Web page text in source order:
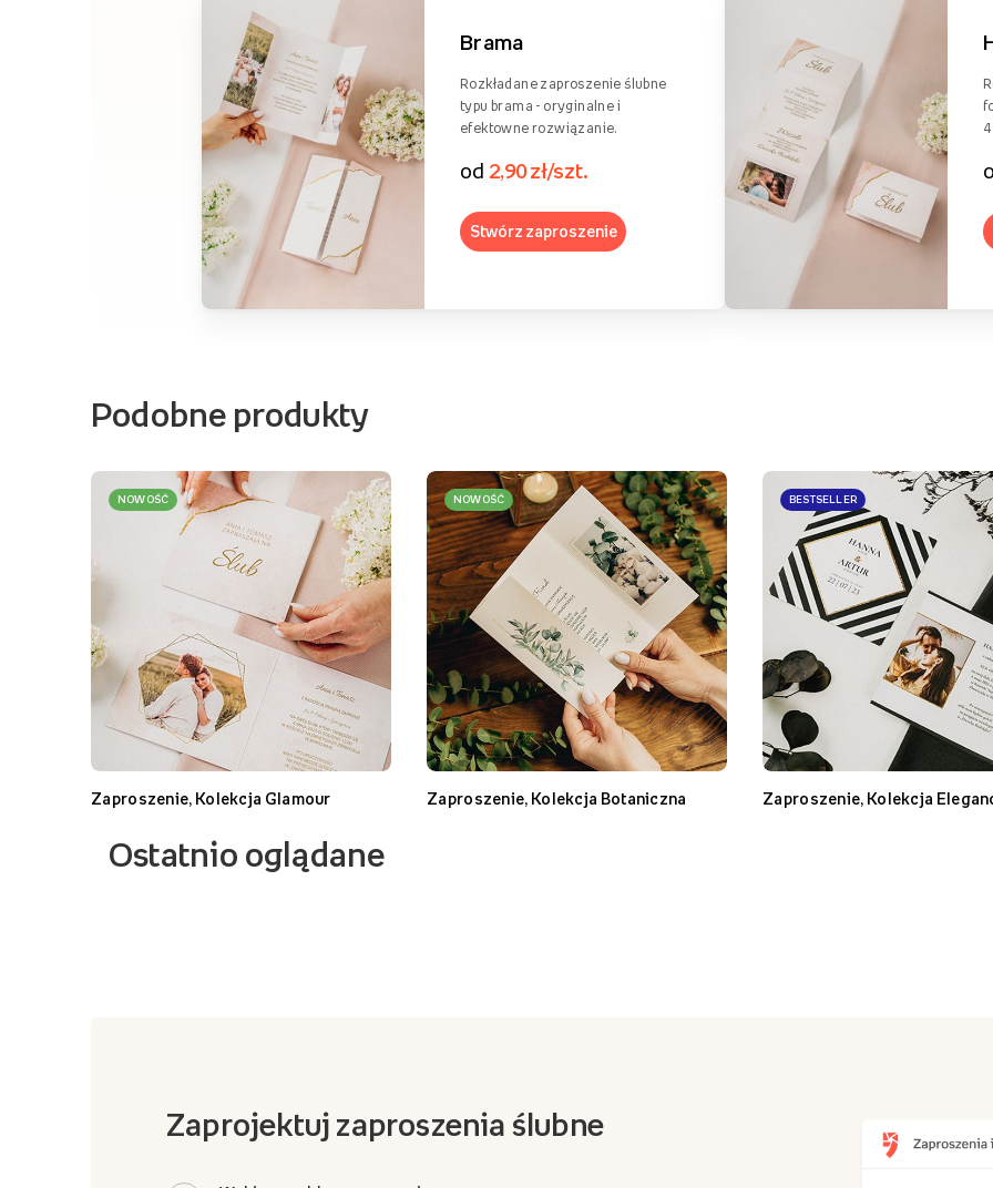
Brama
Rozkładane zaproszenie ślubne
typu brama - oryginalne i
od 2,90 zł/szt.
Stwórz zaproszenie
Podobne produkty
NOWOŚĆ
Zaproszenie, Kolekcja Glamour
NOWOŚĆ
Zaproszenie, Kolekcja Botaniczna
BESTSELLER
Zaproszenie, Kolekcja
Ostatnio oglądane
Zaprojektuj zaproszenia ślubne